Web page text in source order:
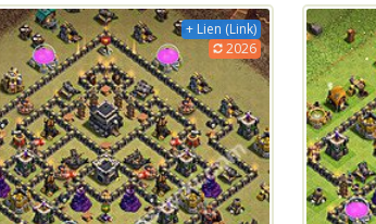
+ Lien (Link)
2026